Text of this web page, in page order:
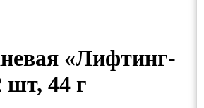
«Лифтинг-
шт, 44 г